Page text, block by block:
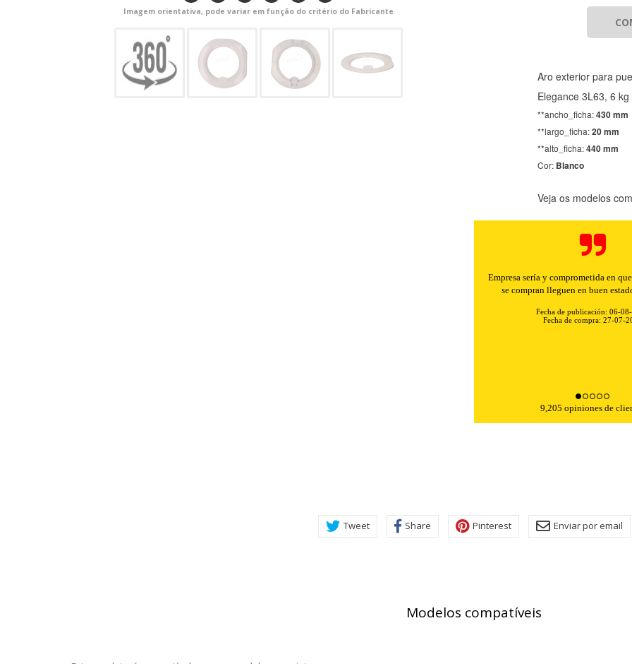
Imagem orientativa, pode variar em função do critério do Fabricante
Aro exterior para
Elegance 3L63, 6 kg
**ancho_ficha:430 mm
**largo_ficha:20 mm
**alto_ficha:440 mm
Cor: Blanco
Veja os modelos
Buenos precios y muy rápidos
Fecha de compra: 30-07-
9,205 opiniones de
Tweet Share Pinterest Enviar por email
Modelos compatíveis